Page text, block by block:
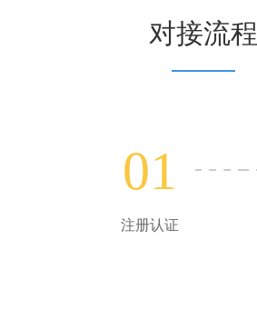
对接流程
01
注册认证